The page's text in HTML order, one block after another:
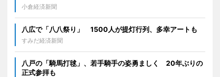
小倉経済新聞
八広で「八八祭り」 1500人が提灯行列、多幸アートも
すみだ経済新聞
八戸の「騎馬打毬」、若手騎手の姿勇ましく 20年ぶりの
正式参拝も